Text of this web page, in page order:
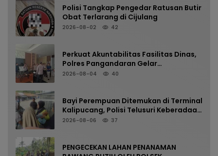
Polisi Tangkap Pengedar Ratusan Butir
Obat Terlarang di Cijulang
2026-08-02 42
Perkuat Akuntabilitas Fasilitas Dinas,
Polres Pangandaran Gelar
Pemeriksaan Senpi Berkala
2026-08-04 40
Bayi Perempuan Ditemukan di Terminal
Kalipucang, Polisi Telusuri Keberadaan
Orang Tua
2026-08-06 37
PENGECEKAN LAHAN PENANAMAN